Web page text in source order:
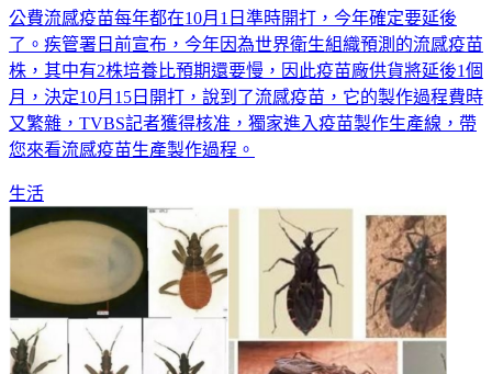
公費流感疫苗每年都在10月1日準時開打，今年確定要延後
了。疾管署日前宣布，今年因為世界衛生組織預測的流感疫苗
株，其中有2株培養比預期還要慢，因此疫苗廠供貨將延後1個
月，決定10月15日開打，說到了流感疫苗，它的製作過程費時
又繁雜，TVBS記者獲得核准，獨家進入疫苗製作生產線，帶
您來看流感疫苗生產製作過程。
生活